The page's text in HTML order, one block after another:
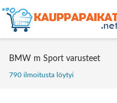
BMW m Sport varusteet
790 ilmoitusta löytyi